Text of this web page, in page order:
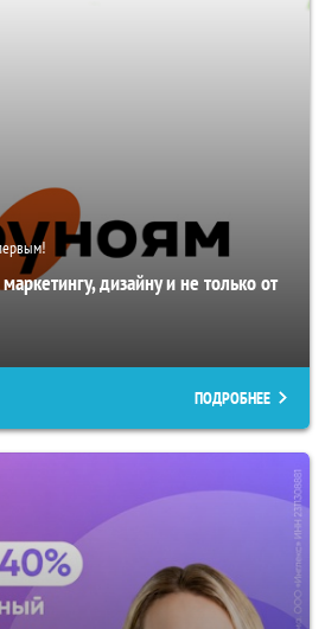
дизайну и не только от
ПОДРОБНЕЕ